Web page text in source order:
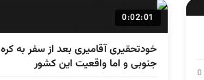
0:02:01
خودتحقیری آقامیری بعد از سفر به کره
جنوبی و اما واقعیت این کشور